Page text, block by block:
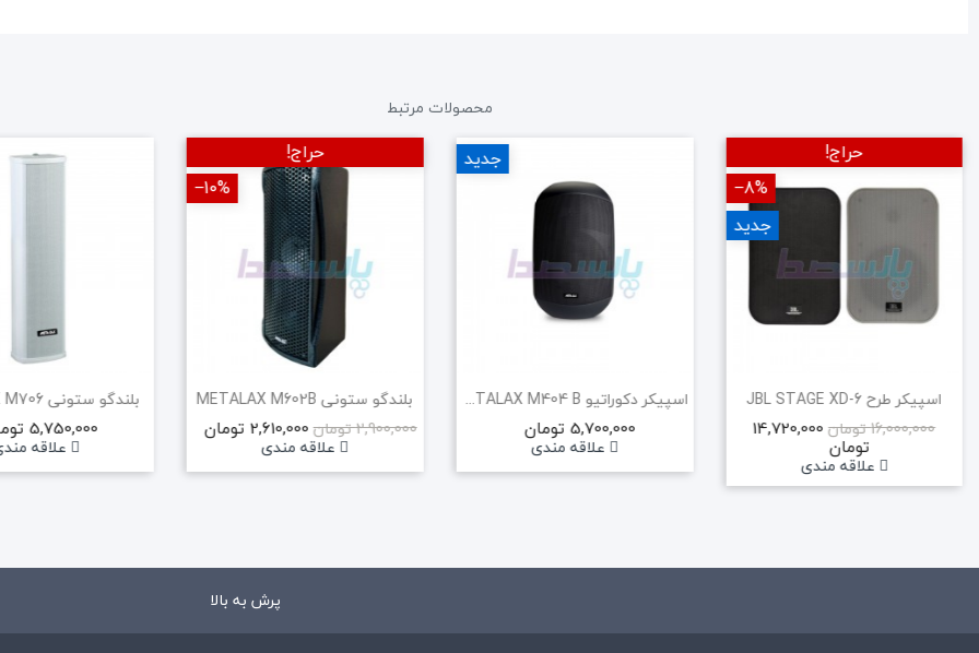
محصولات مرتبط
اسپیکر طرح JBL STAGE XD-6
16,000,000 تومان
14,720,000
تومان
علاقه مندی
حراج!
‎−8%
جدید
اسپیکر دکوراتیو METALAX M404 B
5,700,000 تومان
علاقه مندی
جدید
بلندگو ستونی METALAX M602B
2,900,000 تومان
2,610,000 تومان
علاقه مندی
حراج!
‎−10%
بلندگو ستونی METALAX M706
5,750,000 تومان
علاقه
پرش به بالا